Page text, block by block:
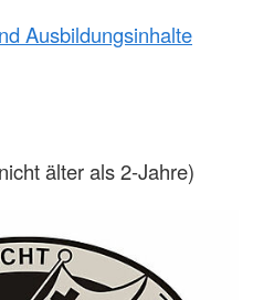
Ausbildungsinhalte
älter als 2-Jahre)